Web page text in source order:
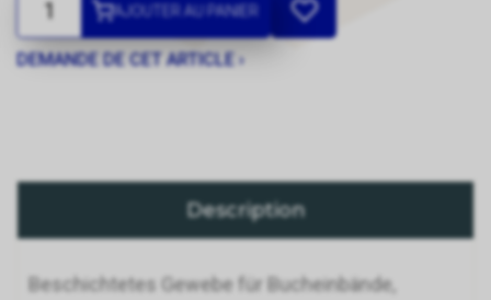
AJOUTER AU PANIER
DEMANDE DE CET ARTICLE ›
Description
Beschichtetes Gewebe für Bucheinbände,